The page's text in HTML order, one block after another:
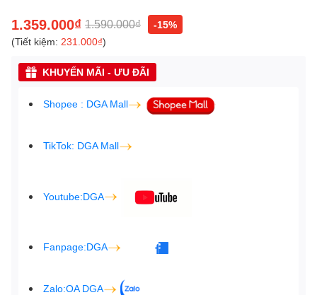
1.359.000₫ 1.590.000₫
-15%
(Tiết kiệm: 231.000₫)
KHUYẾN MÃI - ƯU ĐÃI
Shopee : DGA Mall
TikTok: DGA Mall
Youtube:DGA
Fanpage:DGA
Zalo:OA DGA